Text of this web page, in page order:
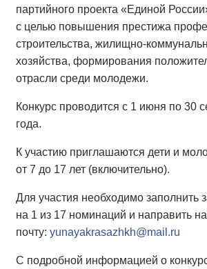
партийного проекта «Единой
с целью повышения престижа
строительства, жилищно-
хозяйства, формирования
отрасли среди молодежи.
Конкурс проводится с 1 июня по 30
года.
К участию приглашаются дети и
от 7 до 17 лет (включительно).
Для участия необходимо заполнить
на 1 из 17 номинаций и направить
почту: yunayakrasazhkh@mail.ru
С подробной информацией о